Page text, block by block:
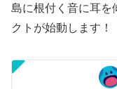
島に根付く音に耳を
クトが始動します！